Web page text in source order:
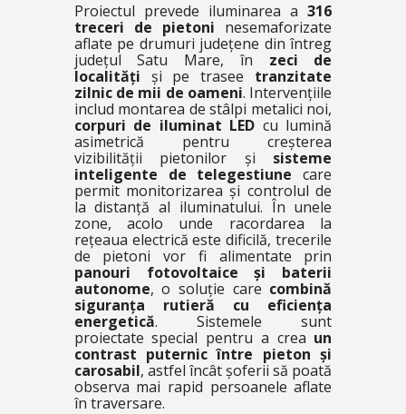
Proiectul prevede iluminarea a316
treceri de pietoni nesemaforizate
aflate pe drumuri județene din întreg
județul Satu Mare, în zeci de
localități și pe trasee tranzitate
zilnic de mii de oameni. Intervențiile
includ montarea de stâlpi metalici noi,
corpuri de iluminat LED cu lumină
asimetrică pentru creșterea
vizibilității pietonilor și sisteme
inteligente de telegestiune care
permit monitorizarea și controlul de
la distanță al iluminatului. În unele
zone, acolo unde racordarea la
rețeaua electrică este dificilă, trecerile
de pietoni vor fi alimentate prin
panouri fotovoltaice și baterii
autonome, o soluție care combină
siguranța rutieră cu eficiența
energetică. Sistemele sunt
proiectate special pentru a crea un
contrast puternic între pieton și
carosabil, astfel încât șoferii să poată
observa mai rapid persoanele aflate
în traversare.